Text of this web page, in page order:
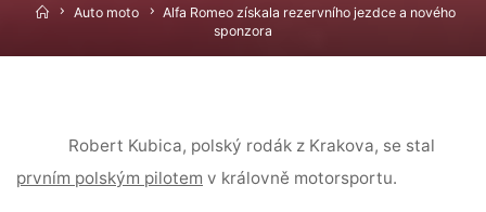
HomeAuto moto
Alfa Romeo získala rezervního jezdce a nového
sponzora
Robert Kubica, polský rodák z Krakova, se stal
prvním polským pilotem v královně motorsportu.